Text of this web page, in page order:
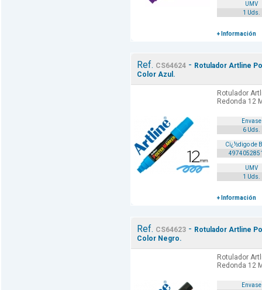
UMV
1 Uds.
+ Información
Ref. CS64624- Rotulador Artline
Color Azul.
Rotulador
Redonda 12
Envase
6 Uds.
Cï¿½digo de
UMV
1 Uds.
+ Información
Ref. CS64623- Rotulador Artline
Color Negro.
Rotulador
Redonda 12
Envase